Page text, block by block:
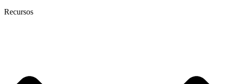
Recursos